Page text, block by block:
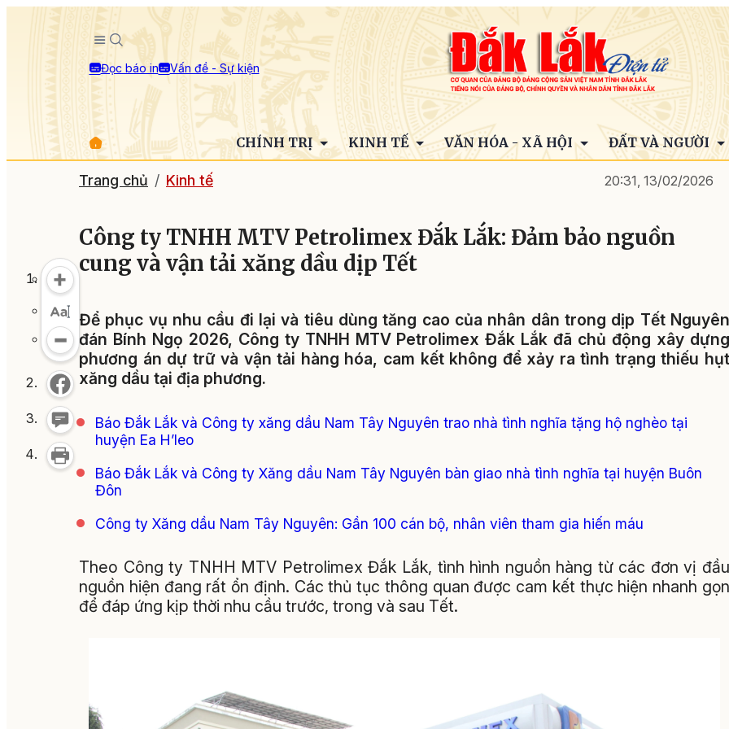
Đọc báo in Vấn đề - Sự kiện
CHÍNH TRỊ KINH TẾ VĂN HÓA - XÃ HỘI ĐẤT VÀ NGƯỜI
Trang chủ Kinh tế 20:31, 13/02/2026
Công ty TNHH MTV Petrolimex Đắk Lắk: Đảm bảo nguồn
cung và vận tải xăng dầu dịp Tết
Để phục vụ nhu cầu đi lại và tiêu dùng tăng cao của nhân dân trong dịp Tết Nguyên
đán Bính Ngọ 2026, Công ty TNHH MTV Petrolimex Đắk Lắk đã chủ động xây dựng
phương án dự trữ và vận tải hàng hóa, cam kết không để xảy ra tình trạng thiếu hụt
xăng dầu tại địa phương.
Báo Đắk Lắk và Công ty xăng dầu Nam Tây Nguyên trao nhà tình nghĩa tặng hộ nghèo tại
huyện Ea H’leo
Báo Đắk Lắk và Công ty Xăng dầu Nam Tây Nguyên bàn giao nhà tình nghĩa tại huyện Buôn
Đôn
Công ty Xăng dầu Nam Tây Nguyên: Gần 100 cán bộ, nhân viên tham gia hiến máu
Theo Công ty TNHH MTV Petrolimex Đắk Lắk, tình hình nguồn hàng từ các đơn vị đầu
nguồn hiện đang rất ổn định. Các thủ tục thông quan được cam kết thực hiện nhanh gọn
để đáp ứng kịp thời nhu cầu trước, trong và sau Tết.